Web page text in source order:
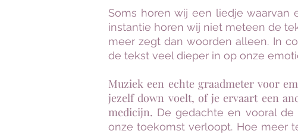
Soms horen wij een liedje
instantie horen wij niet meteen de
meer zegt dan woorden alleen. In
de tekst veel dieper in op onze
Muziek een echte graadmeter voor
jezelf down voelt, of je ervaart een
medicijn. De gedachte en vooral
onze toekomst verloopt. Hoe meer